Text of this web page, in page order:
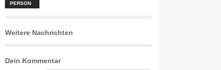
PERSON
Weitere Nachrichten
Dein Kommentar